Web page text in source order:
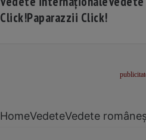
Click!Paparazzii Click!
HomeVedeteVedete